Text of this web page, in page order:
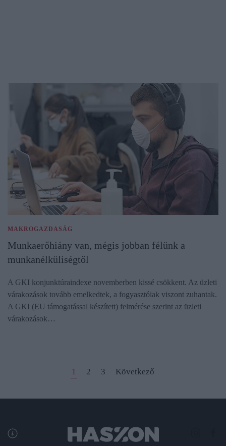
MAKROGAZDASÁG
Munkaerőhiány van, mégis jobban félünk a
munkanélküliségtől
A GKI konjunktúraindexe novemberben kissé csökkent. Az üzleti
várakozások tovább emelkedtek, a fogyasztóiak viszont zuhantak.
A GKI (EU támogatással készített) felmérése szerint az üzleti
várakozások…
1 2 3 Következő